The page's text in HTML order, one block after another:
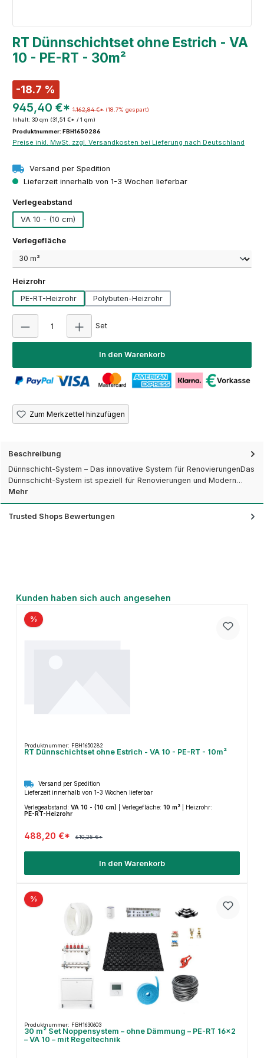
RT Dünnschichtset ohne Estrich - VA
10 - PE-RT - 30m²
-18.7 %
945,40 €* 1.162,84 €* (18.7% gespart)
Inhalt: 30 qm (31,51 €* / 1 qm)
Produktnummer: FBH1650286
Preise inkl. MwSt. zzgl. Versandkosten bei Lieferung nach Deutschland
Versand per Spedition
Lieferzeit innerhalb von 1-3 Wochen lieferbar
Verlegeabstand
VA 10 - (10 cm)
Verlegeflächeauswählen
Heizrohrauswählen
PE-RT-Heizrohr
Polybuten-Heizrohr
Set
In den Warenkorb
Zum Merkzettel hinzufügen
Beschreibung
Dünnschicht-System – Das innovative System für RenovierungenDas
Dünnschicht-System ist speziell für Renovierungen und Modern…
Mehr
Trusted Shops Bewertungen
Produktgalerie überspringen
Kunden haben sich auch angesehen
%
Produktnummer: FBH1650282
RT Dünnschichtset ohne Estrich - VA 10 - PE-RT - 10m²
Versand per Spedition
Lieferzeit innerhalb von 1-3 Wochen lieferbar
Verlegeabstand: VA 10 - (10 cm) Verlegefläche: 10 m²
Heizrohr:
PE-RT-Heizrohr
488,20 €* 610,25 €*
In den Warenkorb
%
Produktnummer: FBH1630603
30 m² Set Noppensystem – ohne Dämmung – PE-RT 16×2
– VA 10 – mit Regeltechnik